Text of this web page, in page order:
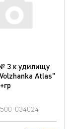
3 к удилищу
Atlas"
500-034024